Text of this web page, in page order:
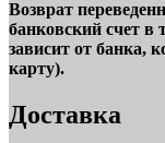
Возврат
банковский счет в
зависит от банка,
карту).
Доставка